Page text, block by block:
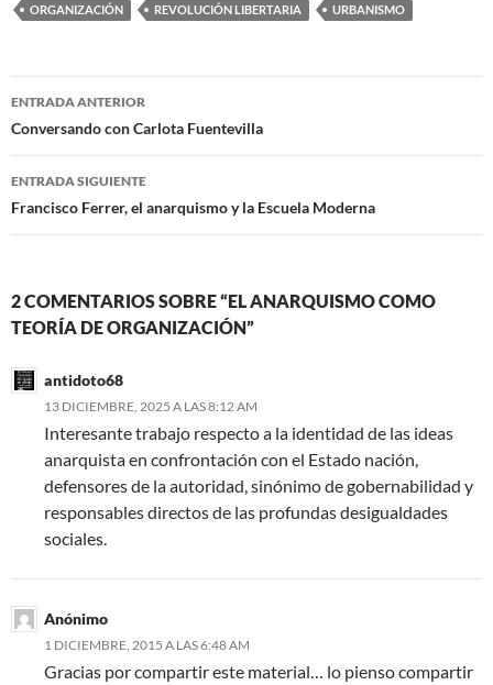
ORGANIZACIÓN
REVOLUCIÓN LIBERTARIA URBANISMO
Navegación
de
entradas
ENTRADA ANTERIOR
Conversando con Carlota Fuentevilla
ENTRADA SIGUIENTE
Francisco Ferrer, el anarquismo y la Escuela Moderna
2 COMENTARIOS SOBRE “EL ANARQUISMO COMO
TEORÍA DE ORGANIZACIÓN”
antidoto68
13 DICIEMBRE, 2025 A LAS 8:12 AM
Interesante trabajo respecto a la identidad de las ideas
anarquista en confrontación con el Estado nación,
defensores de la autoridad, sinónimo de gobernabilidad y
responsables directos de las profundas desigualdades
sociales.
Anónimo
1 DICIEMBRE, 2015 A LAS 6:48 AM
Gracias por compartir este material… lo pienso compartir